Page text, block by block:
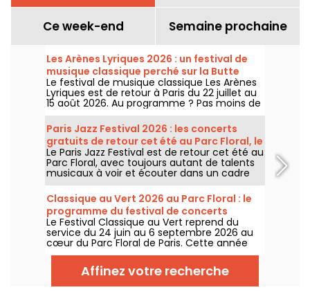
Ce week-end Semaine prochaine
Les Arènes Lyriques 2026 : un festival de
musique classique perché sur la Butte
Montmartre
Le festival de musique classique Les Arènes
Lyriques est de retour à Paris du 22 juillet au
15 août 2026. Au programme ? Pas moins de
16 concerts donnés au sein des Arènes de
Montmartre, un cadre idyllique pour écouter
les grands classiques.
Paris Jazz Festival 2026 : les concerts
gratuits de retour cet été au Parc Floral, le
programme
Le Paris Jazz Festival est de retour cet été au
Parc Floral, avec toujours autant de talents
musicaux à voir et écouter dans un cadre
bucolique. Voici le programme des concerts
gratuits à découvrir du 24 juin au 6
septembre 2026 !
Classique au Vert 2026 au Parc Floral : le
programme du festival de concerts
gratuits
Le Festival Classique au Vert reprend du
service du 24 juin au 6 septembre 2026 au
cœur du Parc Floral de Paris. Cette année
encore, Classique au Vert invite les
mélomanes et les néophytes à prendre du
bon tempo et du beau temps auprès
d’artistes reconnus et en devenir.
Affinez votre recherche